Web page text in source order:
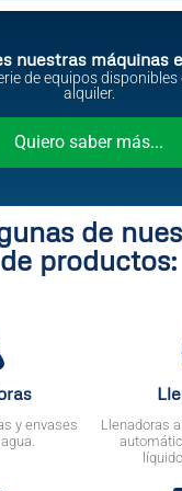
nuestras máquinas
de equipos
alquiler.
Quiero saber más...
de
de productos:
y envases
Llenadoras